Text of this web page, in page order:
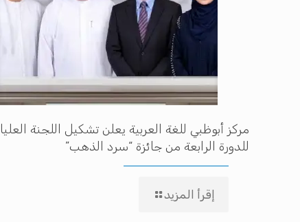
مركز أبوظبي للغة العربية يعلن تشكيل اللجنة العليا
للدورة الرابعة من جائزة “سرد الذهب”
إقرأ المزيد